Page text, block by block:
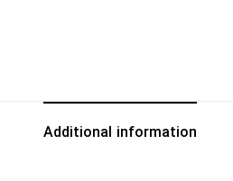
Additional information